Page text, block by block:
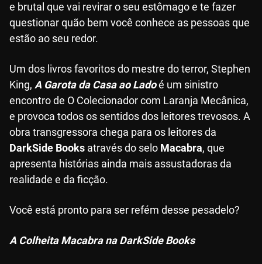
e brutal que vai revirar o seu estômago e te fazer
questionar quão bem você conhece as pessoas que
estão ao seu redor.
Um dos livros favoritos do mestre do terror, Stephen
King, A Garota da Casa ao Ladoé um sinistro
encontro de O Colecionador com Laranja Mecânica,
e provoca todos os sentidos dos leitores trevosos. A
obra transgressora chega para os leitores da
DarkSide Books através do selo Macabra, que
apresenta histórias ainda mais assustadoras da
realidade e da ficção.
Você está pronto para ser refém desse pesadelo?
A Colheita Macabra na DarkSide Books